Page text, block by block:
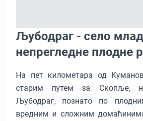
Љубодраг - село
непрегледне плодне
На пет километара од
старим путем за Скопље,
Љубодраг, познато по
вредним и сложним